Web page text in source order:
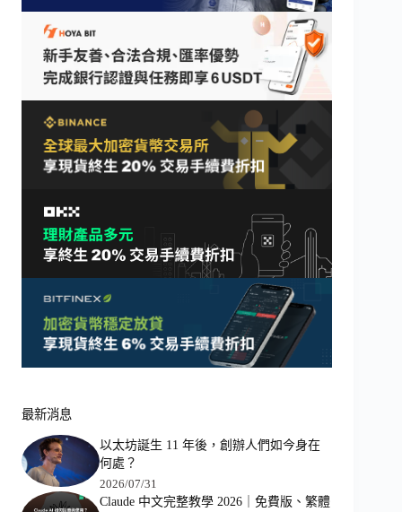
最新消息
以太坊誕生 11 年後，創辦人們如今身在
何處？
2026/07/31
Claude 中文完整教學 2026｜免費版、繁體